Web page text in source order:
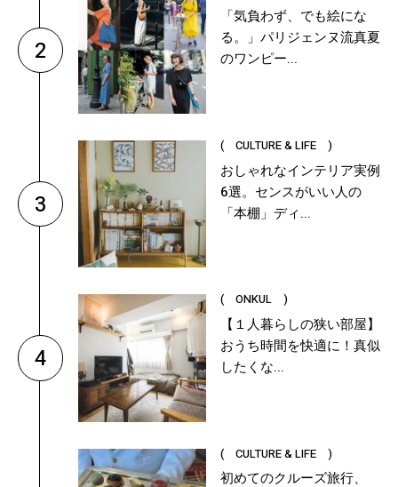
2
「気負わず、でも絵にな
る。」パリジェンヌ流真夏
のワンピー...
3
( CULTURE & LIFE )
おしゃれなインテリア実例
6選。センスがいい人の
「本棚」ディ...
4
( ONKUL )
【１人暮らしの狭い部屋】
おうち時間を快適に！真似
したくな...
( CULTURE & LIFE )
初めてのクルーズ旅行、